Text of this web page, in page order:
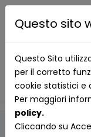
Questo sito
Questo Sito
per il corretto
cookie statistici e
Per maggiori
policy.
Cliccando su